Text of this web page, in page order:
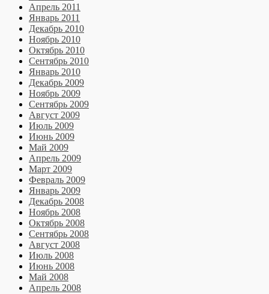
Апрель 2011
Январь 2011
Декабрь 2010
Ноябрь 2010
Октябрь 2010
Сентябрь 2010
Январь 2010
Декабрь 2009
Ноябрь 2009
Сентябрь 2009
Август 2009
Июль 2009
Июнь 2009
Май 2009
Апрель 2009
Март 2009
Февраль 2009
Январь 2009
Декабрь 2008
Ноябрь 2008
Октябрь 2008
Сентябрь 2008
Август 2008
Июль 2008
Июнь 2008
Май 2008
Апрель 2008